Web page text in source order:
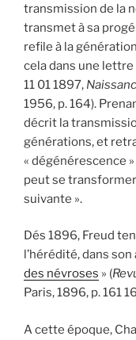
transmission de la
transmet à sa
refile à la
cela dans une
11 01 1897,
1956, p. 164).
décrit la
générations, et
« dégénérescence
peut se
suivante ».
Dés 1896, Freud
l’hérédité, dans son
des névroses » (
Paris, 1896, p. 161
A cette époque,